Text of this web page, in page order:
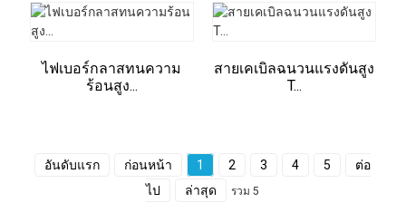
ไฟเบอร์กลาสทนความ
ร้อนสูง...
สายเคเบิลฉนวนแรงดันสูง
T...
อันดับแรก ก่อนหน้า 1 2 3 4 5
ต่อ
ไป
ล่าสุด รวม 5